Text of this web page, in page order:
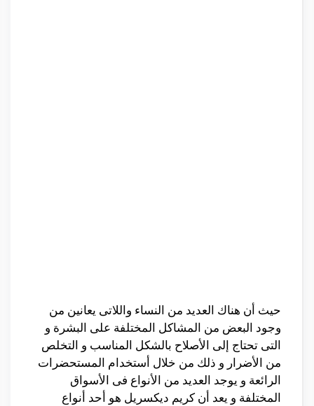
حيث أن هناك العديد من النساء واللاتى يعانين من
وجود البعض من المشاكل المختلفة على البشرة و
التى تحتاج إلى الأصلاح بالشكل المناسب و التخلص
من الأضرار و ذلك من خلال أستخدام المستحضرات
الرائعة و يوجد العديد من الأنواع فى الأسواق
المختلفة و يعد أن كريم ديكسريل هو أحد أنواع